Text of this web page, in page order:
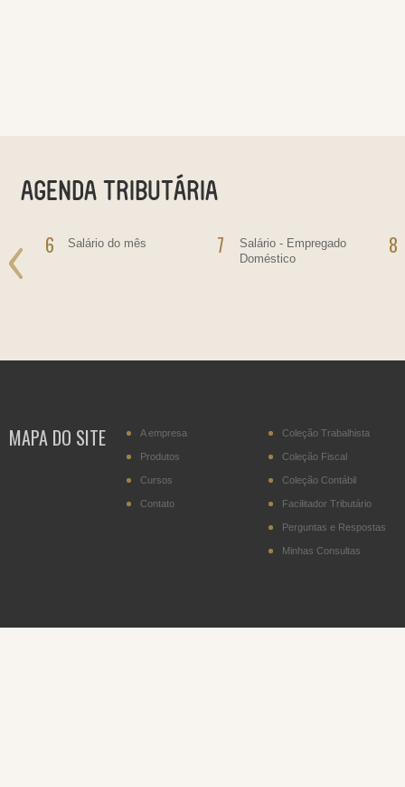
6 Salário do mês 7
Salário - Empregado
Doméstico
8
MAPA DO SITE A empresa
Produtos
Cursos
Contato
Coleção Trabalhista
Coleção Fiscal
Coleção Contábil
Facilitador Tributário
Perguntas e Respostas
Minhas Consultas